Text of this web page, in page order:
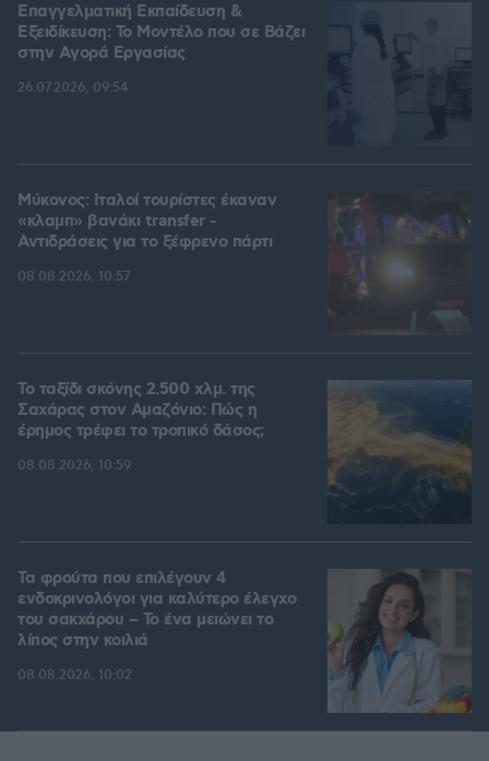
Επαγγελματική Εκπαίδευση &
Εξειδίκευση: Το Mοντέλο που σε Bάζει
στην Aγορά Eργασίας
26.07.2026, 09:54
Μύκονος: Ιταλοί τουρίστες έκαναν
«κλαμπ» βανάκι transfer -
Αντιδράσεις για το ξέφρενο πάρτι
08.08.2026, 10:57
Το ταξίδι σκόνης 2.500 χλμ. της
Σαχάρας στον Αμαζόνιο: Πώς η
έρημος τρέφει το τροπικό δάσος;
08.08.2026, 10:59
Τα φρούτα που επιλέγουν 4
ενδοκρινολόγοι για καλύτερο έλεγχο
του σακχάρου – Το ένα μειώνει το
λίπος στην κοιλιά
08.08.2026, 10:02